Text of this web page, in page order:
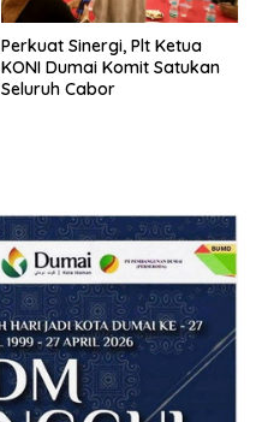
Perkuat Sinergi, Plt Ketua
KONI Dumai Komit Satukan
Seluruh Cabor